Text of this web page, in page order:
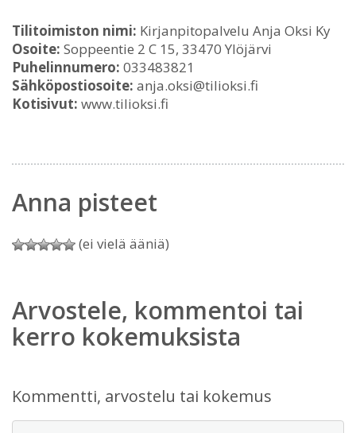
Tilitoimiston nimi: Kirjanpitopalvelu Anja Oksi Ky
Osoite: Soppeentie 2 C 15, 33470 Ylöjärvi
Puhelinnumero: 033483821
Sähköpostiosoite: anja.oksi@tilioksi.fi
Kotisivut: www.tilioksi.fi
Anna pisteet
(ei vielä ääniä)
Arvostele, kommentoi tai
kerro kokemuksista
Kommentti, arvostelu tai kokemus